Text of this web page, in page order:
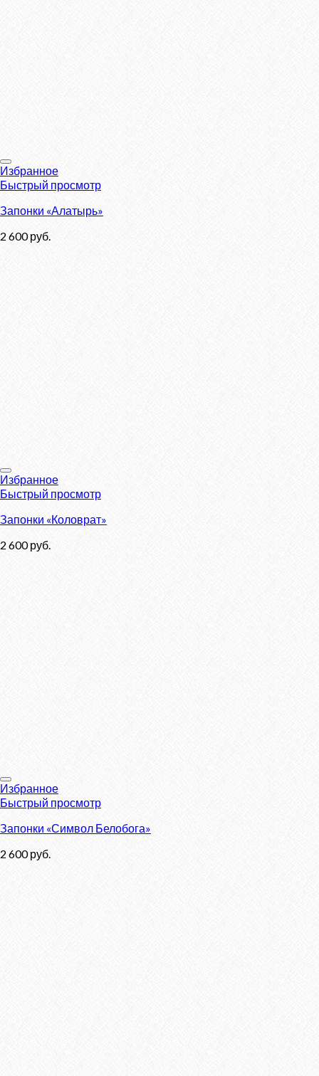
Избранное
Быстрый просмотр
Запонки «Алатырь»
2 600руб.
Избранное
Быстрый просмотр
Запонки «Коловрат»
2 600руб.
Избранное
Быстрый просмотр
Запонки «Символ Белобога»
2 600руб.